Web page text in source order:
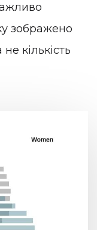
зображено
кількість